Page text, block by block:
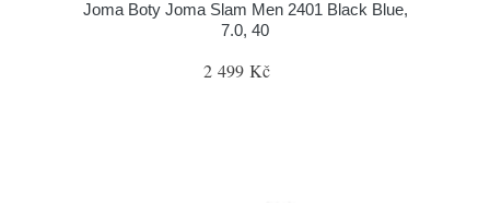
Joma Boty Joma Slam Men 2401 Black Blue,
7.0, 40
2 499 Kč